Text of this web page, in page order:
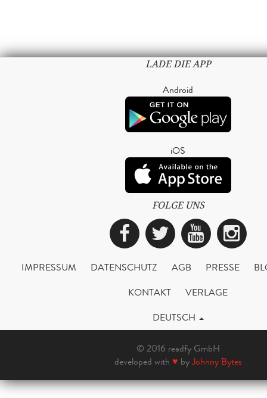
LADE DIE APP
Android
iOS
FOLGE UNS
Facebook
Twitter
IMPRESSUM DATENSCHUTZ AGB PRESSE
KONTAKT
VERLAGE
DEUTSCH
© 2016 readfy GmbH
developed with ♥ byJohnny Bytes